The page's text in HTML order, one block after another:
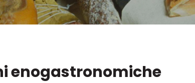
enogastronomiche